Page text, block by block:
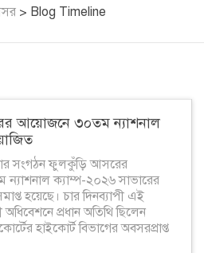
> Blog Timeline
আয়োজনে ৩০তম ন্যাশনাল
সংগঠন ফুলকুঁড়ি আসরের
ক্যাম্প-২০২৬ সাভারের
হয়েছে। চার দিনব্যাপী এই
প্রধান অতিথি ছিলেন
হাইকোর্ট বিভাগের অবসরপ্রাপ্ত